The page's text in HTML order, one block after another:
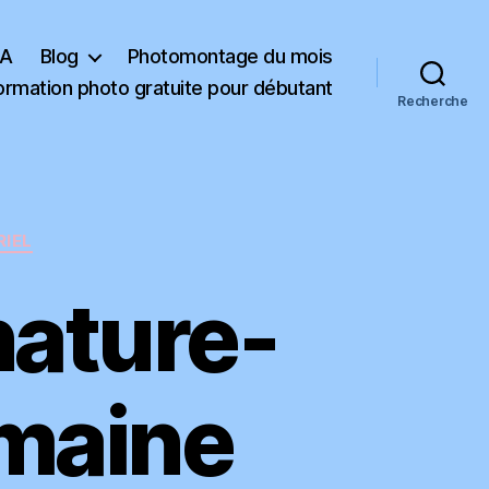
Blog
Photomontage du mois
photo gratuite pour débutant
Recherche
RECEVOIR LE
LIVRE